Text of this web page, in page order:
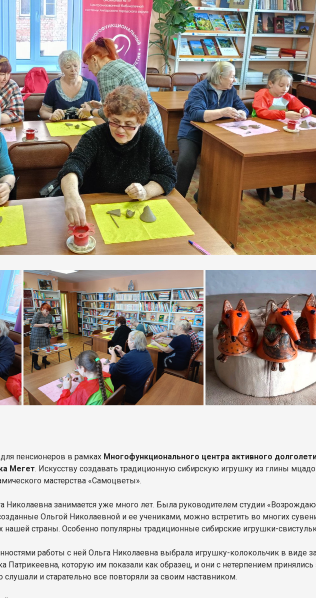
пенсионеров в рамках Многофункционального центра активного
Мегет. Искусству создавать традиционную сибирскую игрушку из глины
мастерства «Самоцветы».
Николаевна занимается уже много лет. Была руководителем студии
Ольгой Николаевной и ее учениками, можно встретить во многих
нашей страны. Особенно популярны традиционные сибирские игрушки-
работы с ней Ольга Николаевна выбрала игрушку-колокольчик в виде
Патрикеевна, которую им показали как образец, и они с нетерпением принялись
и старательно все повторяли за своим наставником.